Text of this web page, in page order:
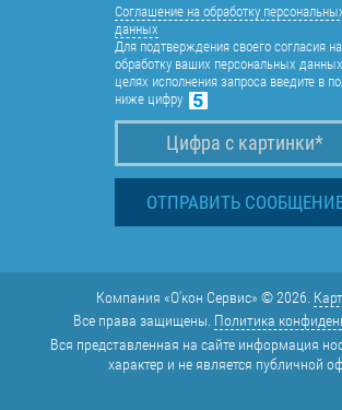
Соглашение на обработку
данных
Для подтверждения своего согласия на
обработку ваших персональных
целях исполнения запроса введите в
ниже цифру
Компания «О'кон Сервис» © 2026.
Все права защищены. Политика
Вся представленная на сайте информация
характер и не является публичной